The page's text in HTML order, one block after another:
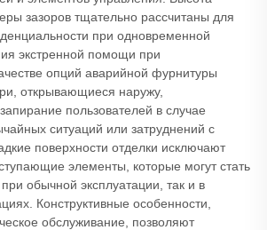
зазоров тщательно рассчитаны для
при одновременной
экстренной помощи при
опций аварийной фурнитуры
открывающиеся наружу,
пользователей в случае
ситуаций или затруднений с
поверхности отделки исключают
элементы, которые могут стать
обычной эксплуатации, так и в
Конструктивные особенности,
обслуживание, позволяют